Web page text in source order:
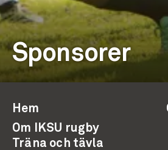
Sponsorer
Hem
Om IKSU rugby
Träna och tävla